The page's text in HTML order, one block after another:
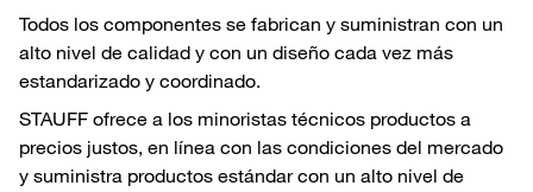
Todos los componentes se fabrican y suministran con un
alto nivel de calidad y con un diseño cada vez más
estandarizado y coordinado.
STAUFF ofrece a los minoristas técnicos productos a
precios justos, en línea con las condiciones del mercado
y suministra productos estándar con un alto nivel de